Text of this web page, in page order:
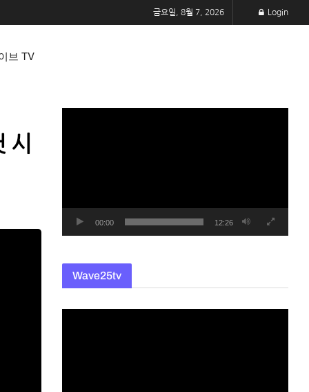
금요일, 8월 7, 2026 Login
브 TV
시
00:00 12:26
Wave25tv